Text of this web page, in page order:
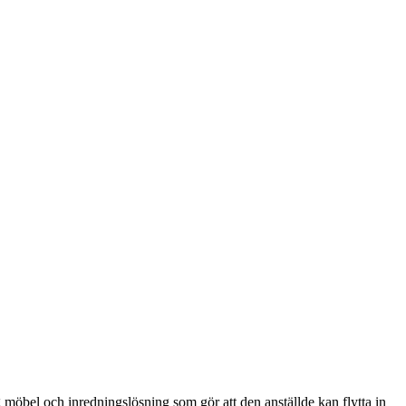
och inredningslösning som gör att den anställde kan flytta in